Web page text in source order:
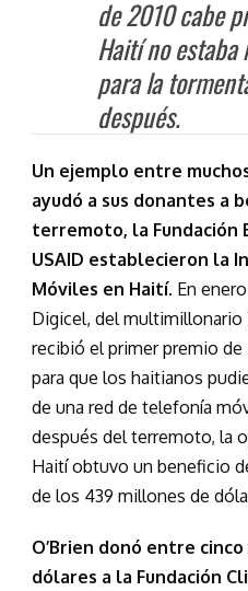
de 2010 cabe
Haití no
para la
después.
Un ejemplo entre
ayudó a sus donantes a
terremoto, la Fundación
USAID establecieron la
Móviles en Haití. En
Digicel, del multimillonario
recibió el primer premio
para que los haitianos
de una red de telefonía
después del terremoto, la
Haití obtuvo un beneficio
de los 439 millones de
O’Brien donó entre
dólares a la Fundación